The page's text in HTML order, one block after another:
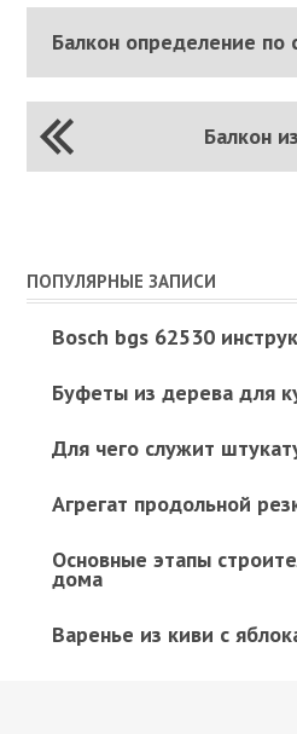
Балкон определение по
Балкон
ПОПУЛЯРНЫЕ ЗАПИСИ
Bosch bgs 62530
Буфеты из дерева для
Для чего служит
Агрегат продольной
Основные этапы
дома
Варенье из киви с